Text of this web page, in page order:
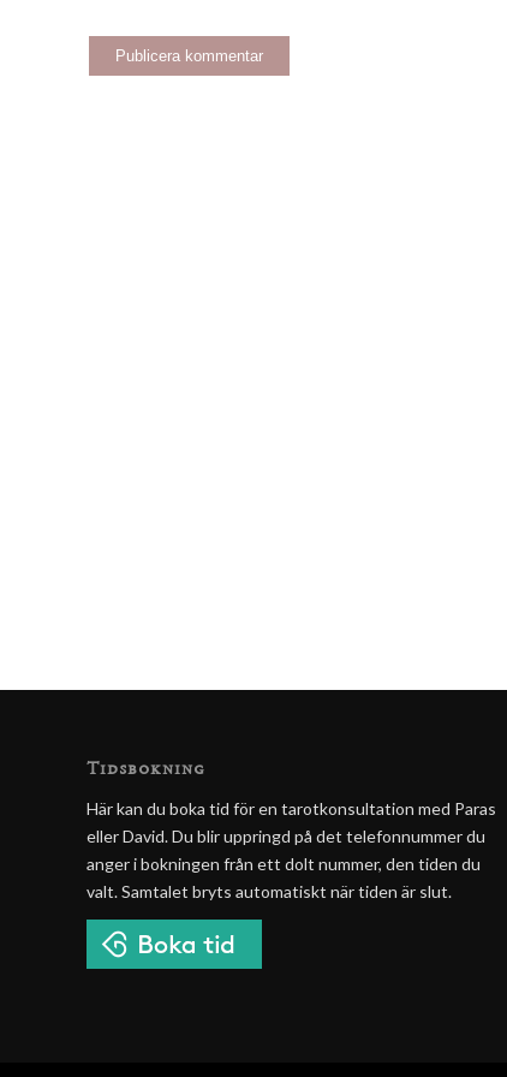
Tidsbokning
Här kan du boka tid för en tarotkonsultation med Paras
eller David. Du blir uppringd på det telefonnummer du
anger i bokningen från ett dolt nummer, den tiden du
valt. Samtalet bryts automatiskt när tiden är slut.